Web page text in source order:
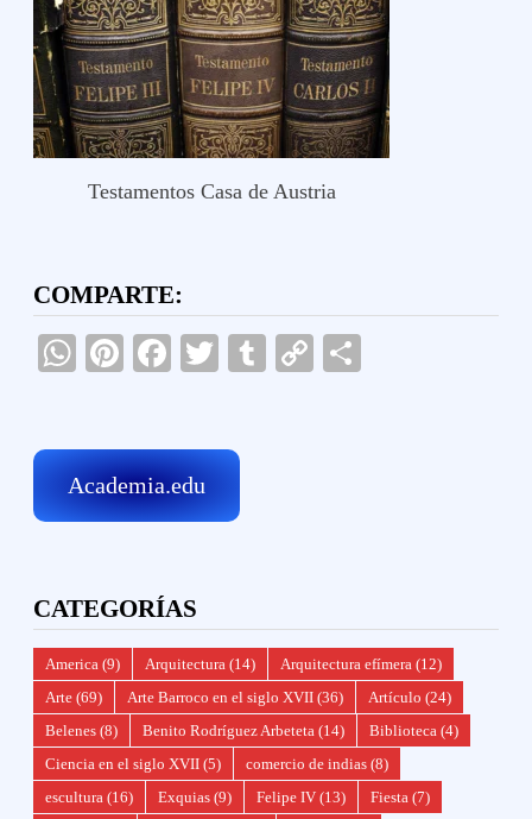
Testamentos Casa de Austria
COMPARTE:
WhatsApp
Pinterest
Facebook
TwitterTumblr
Copy
Academia.edu
CATEGORÍAS
America (9) Arquitectura (14) Arquitectura efímera (12)
Arte (69) Arte Barroco en el siglo XVII (36) Artículo (24)
Belenes (8) Benito Rodríguez Arbeteta (14) Biblioteca (4)
Ciencia en el siglo XVII (5) comercio de indias (8)
escultura (16) Exquias (9) Felipe IV (13) Fiesta (7)